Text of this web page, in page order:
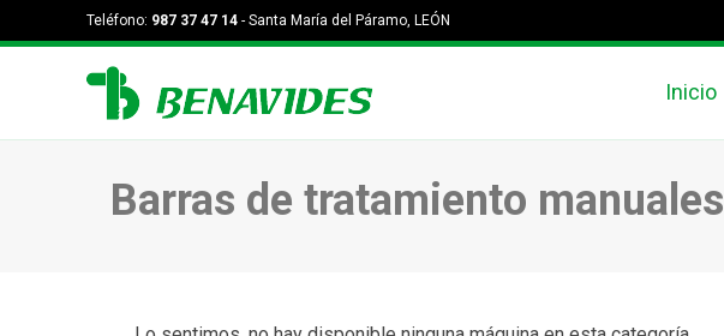
Teléfono: 987 37 47 14 - Santa María del Páramo, LEÓN
Inicio
Barras de tratamiento manuales